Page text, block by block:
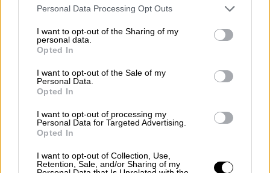
Please note that this website/app uses one or more Google
not limited to your visit or usage behaviour. You may click to
grant or deny consent to Google and its third-party tags to
use your data for below specified purposes in below Google
consent section.
Personal Data Processing Opt Outs
I want to opt-out of the Sharing of my
personal data.
Opted In
I want to opt-out of the Sale of my
Personal Data.
Opted In
I want to opt-out of processing my
Personal Data for Targeted Advertising.
Opted In
I want to opt-out of Collection, Use,
Retention, Sale, and/or Sharing of my
σκοπό την επίτευξη εκεχειρίας και την
απελευθέρωση των ομήρων που συνεχίζουν
να κρατούνται στη
μετά την επίθεση
Ισραήλ, η οποία και προκάλεσε τον πόλεμο.
ΔΙΑΒΑΣΤΕ ΕΠΙΣΗΣ
Κόσμος|08.01.2025 20:11
Ουκρανία: Περισσότεροι από 12.300
άμαχοι σκοτώθηκαν από την έναρξη